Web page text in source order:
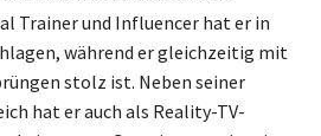
Trainer und Influencer hat er in
während er gleichzeitig mit
stolz ist. Neben seiner
hat er auch als Reality-TV-